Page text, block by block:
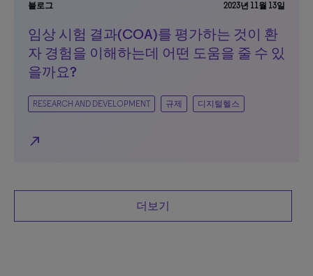
블로그 2023년 11월 13일
임상 시험 결과(COA)를 평가하는 것이 환
자 경험을 이해하는데 어떤 도움을 줄 수 있
을까요?
RESEARCH AND DEVELOPMENT 규제 디지털헬스
north_east
더보기